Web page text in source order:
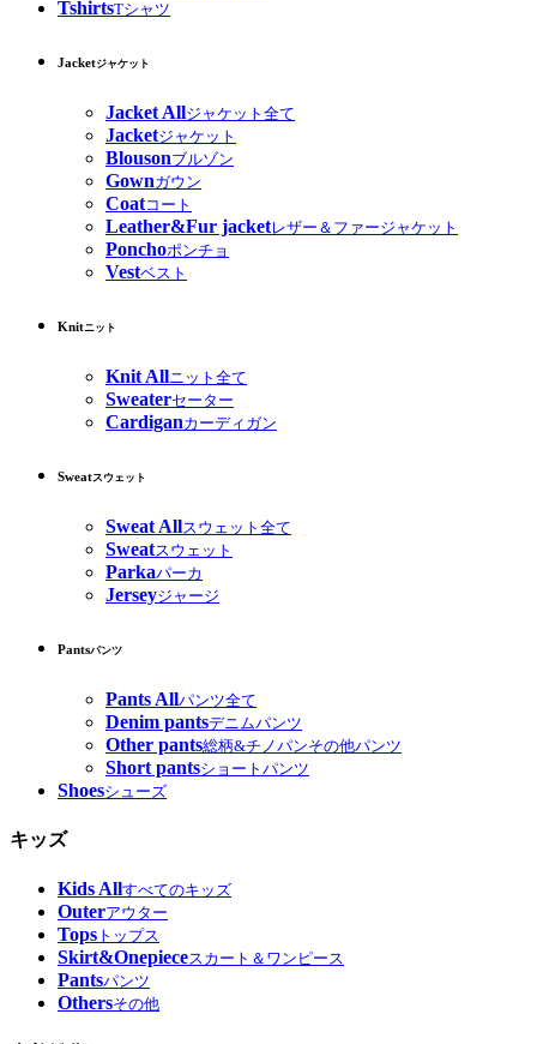
TshirtsTシャツ
Jacketジャケット
Jacket Allジャケット全て
Jacketジャケット
Blousonブルゾン
Gownガウン
Coatコート
Leather&Fur jacketレザー＆ファージャケット
Ponchoポンチョ
Vestベスト
Knitニット
Knit Allニット全て
Sweaterセーター
Cardiganカーディガン
Sweatスウェット
Sweat Allスウェット全て
Sweatスウェット
Parkaパーカ
Jerseyジャージ
Pantsパンツ
Pants Allパンツ全て
Denim pantsデニムパンツ
Other pants総柄&チノパンその他パンツ
Short pantsショートパンツ
Shoesシューズ
キッズ
Kids Allすべてのキッズ
Outerアウター
Tops トップス
Skirt&Onepieceスカート＆ワンピース
Pantsパンツ
Othersその他